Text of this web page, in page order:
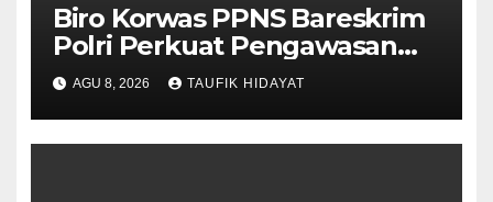
Biro Korwas PPNS Bareskrim
Polri Perkuat Pengawasan
untuk Dorong Penegakan
Hukum yang Profesional
AGU 8, 2026 TAUFIK HIDAYAT